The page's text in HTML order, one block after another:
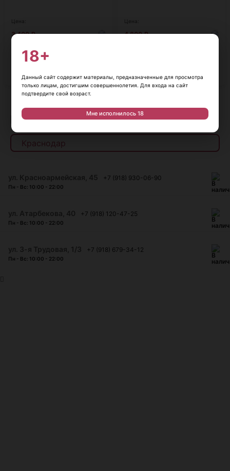
3 400₽
Мексика, 0,7 л, 38%
В корзину
4 800₽
Наличие в магазинах
+7 (918) 930-06-90
Пн - Вс: 10:00 - 22:00
+7 (918) 120-47-25
Пн - Вс: 10:00 - 22:00
+7 (918) 679-34-12
Пн - Вс: 10:00 - 22:00
18+
Данный сайт содержит материалы, предназначенные для просмотра
только лицам, достигшим совершеннолетия. Для входа на сайт
подтвердите свой возраст.
Мне исполнилось 18